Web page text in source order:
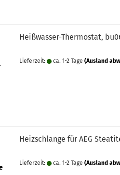
Heißwasser-Thermostat,
Lieferzeit: ca. 1-2 Tage (Ausland
Heizschlange für AEG
Lieferzeit: ca. 1-2 Tage (Ausland